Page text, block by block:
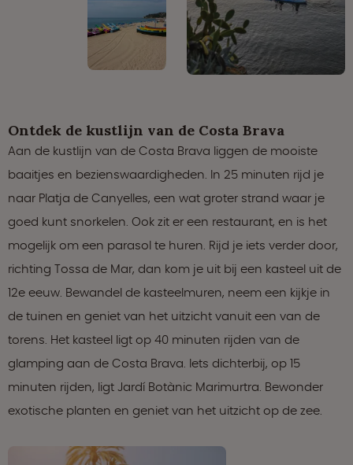
Ontdek de kustlijn van de Costa Brava
Aan de kustlijn van de Costa Brava liggen de mooiste
baaitjes en bezienswaardigheden. In 25 minuten rijd je
naar Platja de Canyelles, een wat groter strand waar je
goed kunt snorkelen. Ook zit er een restaurant, en is het
mogelijk om een parasol te huren. Rijd je iets verder door,
richting Tossa de Mar, dan kom je uit bij een kasteel uit de
12e eeuw. Bewandel de kasteelmuren, neem een kijkje in
de tuinen en geniet van het uitzicht vanuit een van de
torens. Het kasteel ligt op 40 minuten rijden van de
glamping aan de Costa Brava. Iets dichterbij, op 15
minuten rijden, ligt Jardí Botànic Marimurtra. Bewonder
exotische planten en geniet van het uitzicht op de zee.